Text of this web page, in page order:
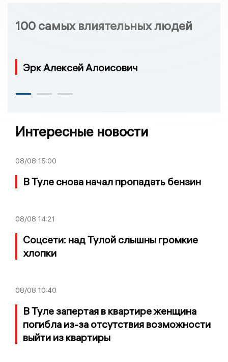
100 самых влиятельных людей
Эрк Алексей Алоисович
Интересные новости
08/08 15:00
В Туле снова начал пропадать бензин
08/08 14:21
Соцсети: над Тулой слышны громкие
хлопки
08/08 10:40
В Туле запертая в квартире женщина
погибла из-за отсутствия возможности
выйти из квартиры